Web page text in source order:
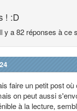
! :D
y a 82 réponses à ce
faire un petit post
on peut aussi
à la lecture,